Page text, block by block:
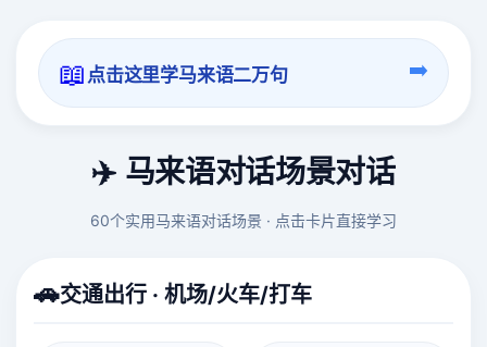
📖 点击这里学马来语二万句 ➡️
✈️ 马来语对话场景对话
60个实用马来语对话场景 · 点击卡片直接学习
🚗交通出行 · 机场/火车/打车